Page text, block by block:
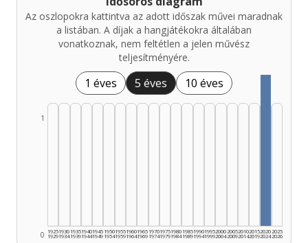
Az oszlopokra kattintva az adott időszak művei maradnak
a listában. A díjak a hangjátékokra általában
vonatkoznak, nem feltétlen a jelen művész
teljesítményére.
1 éves 5 éves 10 éves
0
1
1925
1929
1930
1934
1935
1939
1940
1944
1945
1949
1950
1954
1955
1959
1960
1964
1965
1969
1970
1974
1975
1979
1980
1984
1985
1989
1990
1994
1995
1999
2000
2004
2005
2009
2010
2014
2015
2019
2020
2024
2025
2026